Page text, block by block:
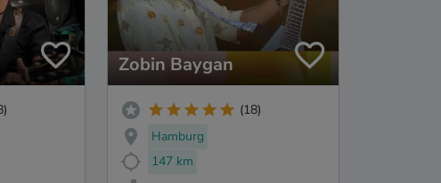
Zobin Baygan
(18)
Hamburg
147 km